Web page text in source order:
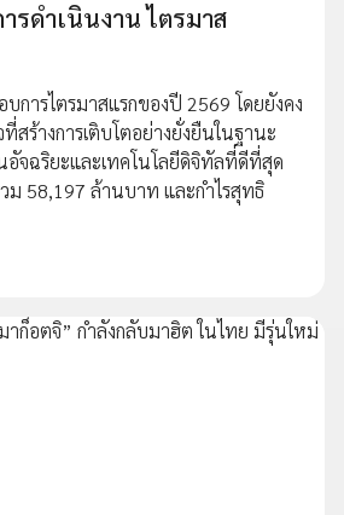
รดำเนินงาน ไตรมาส
การไตรมาสแรกของปี 2569 โดยยังคง
สร้างการเติบโตอย่างยั่งยืนในฐานะ
อัจฉริยะและเทคโนโลยีดิจิทัลที่ดีที่สุด
ม 58,197 ล้านบาท และกำไรสุทธิ